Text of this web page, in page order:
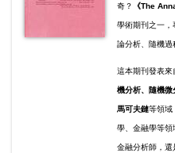
奇？ 《The
學術期刊之一，
論分析、隨機過
這本期刊發表來
機分析、隨機微
馬可夫鏈等領域
學、金融學等領
金融分析師，還